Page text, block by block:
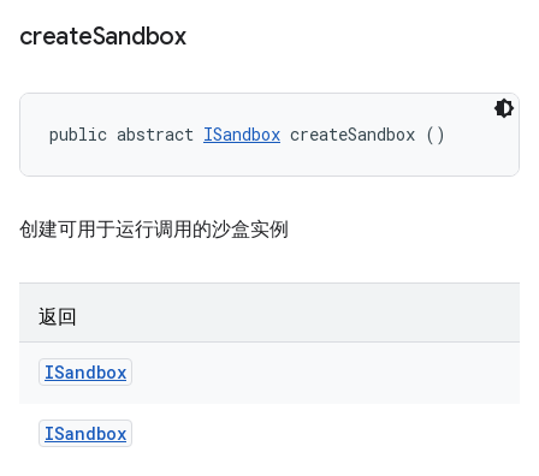
createSandbox
public abstract ISandbox createSandbox ()
创建可用于运行调用的沙盒实例
返回
ISandbox
ISandbox